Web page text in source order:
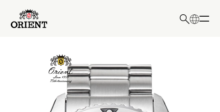
検索キーワード入力